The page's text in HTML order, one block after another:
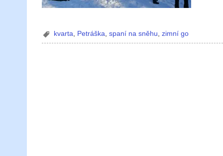
kvarta, Petráška,spaní na sněhu,zimní go